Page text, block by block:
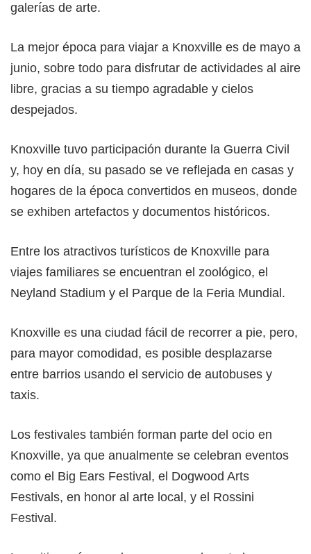
galerías de arte.
La mejor época para viajar a Knoxville es de mayo a
junio, sobre todo para disfrutar de actividades al aire
libre, gracias a su tiempo agradable y cielos
despejados.
Knoxville tuvo participación durante la Guerra Civil
y, hoy en día, su pasado se ve reflejada en casas y
hogares de la época convertidos en museos, donde
se exhiben artefactos y documentos históricos.
Entre los atractivos turísticos de Knoxville para
viajes familiares se encuentran el zoológico, el
Neyland Stadium y el Parque de la Feria Mundial.
Knoxville es una ciudad fácil de recorrer a pie, pero,
para mayor comodidad, es posible desplazarse
entre barrios usando el servicio de autobuses y
taxis.
Los festivales también forman parte del ocio en
Knoxville, ya que anualmente se celebran eventos
como el Big Ears Festival, el Dogwood Arts
Festivals, en honor al arte local, y el Rossini
Festival.